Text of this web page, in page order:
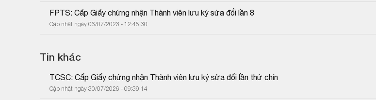
FPTS: Cấp Giấy chứng nhận Thành viên lưu ký sửa đổi lần 8
Cập nhật ngày 06/07/2023 - 12:45:30
Tin khác
TCSC: Cấp Giấy chứng nhận Thành viên lưu ký sửa đổi lần thứ chín
Cập nhật ngày 30/07/2026 - 09:39:14